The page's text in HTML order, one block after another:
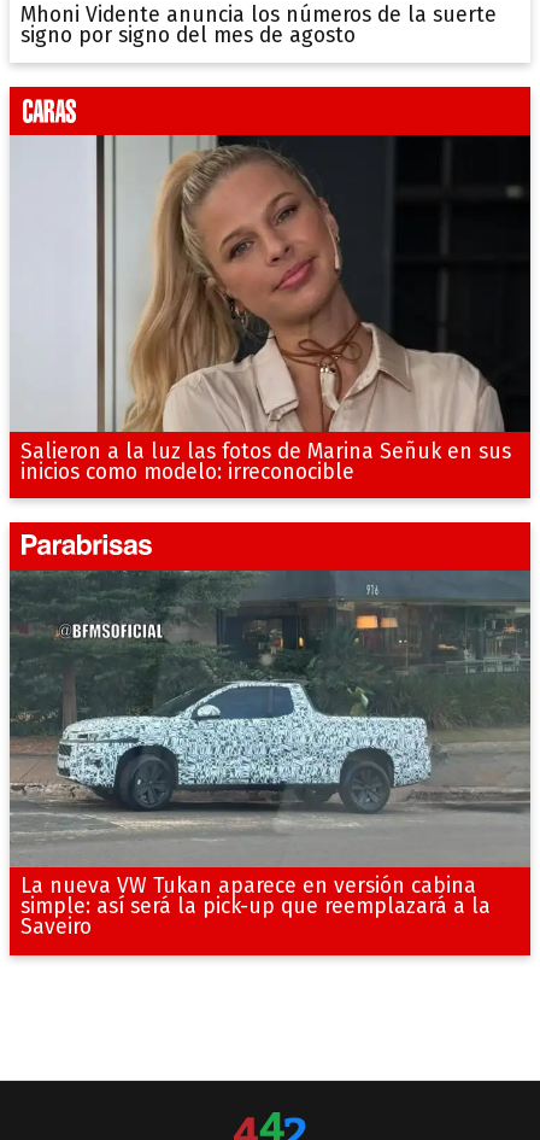
Mhoni Vidente anuncia los números de la suerte
signo por signo del mes de agosto
Salieron a la luz las fotos de Marina Señuk en sus
inicios como modelo: irreconocible
La nueva VW Tukan aparece en versión cabina
simple: así será la pick-up que reemplazará a la
Saveiro